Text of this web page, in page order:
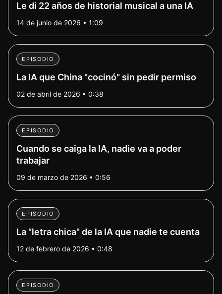
Le di 22 años de historial musical a una IA
14 de junio de 2026 • 1:09
EPISODIO
La IA que China "cocinó" sin pedir permiso
02 de abril de 2026 • 0:38
EPISODIO
Cuando se caiga la IA, nadie va a poder
trabajar
09 de marzo de 2026 • 0:56
EPISODIO
La "letra chica" de la IA que nadie te cuenta
12 de febrero de 2026 • 0:48
EPISODIO